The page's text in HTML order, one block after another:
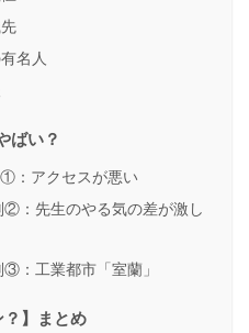
名人
ばい？
：アクセスが悪い
②：先生のやる気の差が激し
：工業都市「室蘭」
？】まとめ